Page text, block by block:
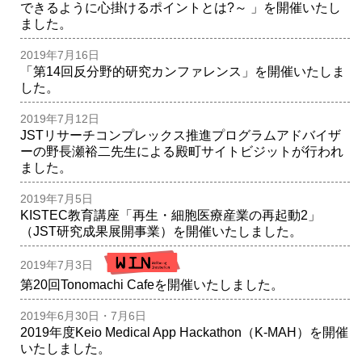
できるように心掛けるポイントとは?～ 」を開催いたし
ました。
2019年7月16日
「第14回反分野的研究カンファレンス」を開催いたしま
した。
2019年7月12日
JSTリサーチコンプレックス推進プログラムアドバイザ
ーの野長瀬裕二先生による殿町サイトビジットが行われ
ました。
2019年7月5日
KISTEC教育講座「再生・細胞医療産業の再起動2」
（JST研究成果展開事業）を開催いたしました。
2019年7月3日
第20回Tonomachi Cafeを開催いたしました。
2019年6月30日・7月6日
2019年度Keio Medical App Hackathon（K-MAH）を開催
いたしました。